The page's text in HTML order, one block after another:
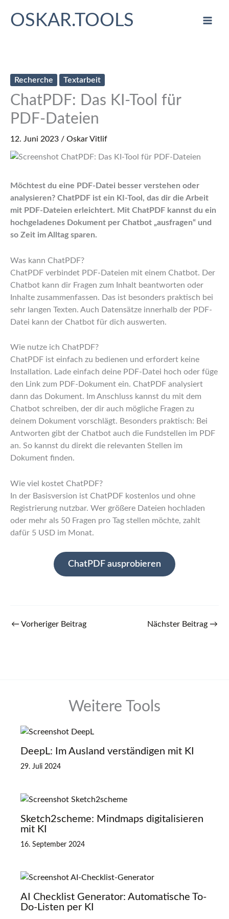
InhaltOSKAR.TOOLS
Recherche Textarbeit
ChatPDF: Das KI-Tool für
PDF-Dateien
12. Juni 2023 / Oskar Vitlif
Möchtest du eine PDF-Datei besser verstehen oder
analysieren? ChatPDF ist ein KI-Tool, das dir die Arbeit
mit PDF-Dateien erleichtert. Mit ChatPDF kannst du ein
hochgeladenes Dokument per Chatbot „ausfragen“ und
so Zeit im Alltag sparen.
Was kann ChatPDF?
ChatPDF verbindet PDF-Dateien mit einem Chatbot. Der
Chatbot kann dir Fragen zum Inhalt beantworten oder
Inhalte zusammenfassen. Das ist besonders praktisch bei
sehr langen Texten. Auch Datensätze innerhalb der PDF-
Datei kann der Chatbot für dich auswerten.
Wie nutze ich ChatPDF?
ChatPDF ist einfach zu bedienen und erfordert keine
Installation. Lade einfach deine PDF-Datei hoch oder füge
den Link zum PDF-Dokument ein. ChatPDF analysiert
dann das Dokument. Im Anschluss kannst du mit dem
Chatbot schreiben, der dir auch mögliche Fragen zu
deinem Dokument vorschlägt. Besonders praktisch: Bei
Antworten gibt der Chatbot auch die Fundstellen im PDF
an. So kannst du direkt die relevanten Stellen im
Dokument finden.
Wie viel kostet ChatPDF?
In der Basisversion ist ChatPDF kostenlos und ohne
Registrierung nutzbar. Wer größere Dateien hochladen
oder mehr als 50 Fragen pro Tag stellen möchte, zahlt
dafür 5 USD im Monat.
ChatPDF ausprobieren
← Vorheriger Beitrag Nächster Beitrag →
Weitere Tools
DeepL: Im Ausland verständigen mit KI
29. Juli 2024
Sketch2scheme: Mindmaps digitalisieren
mit KI
16. September 2024
AI Checklist Generator: Automatische To-
Do-Listen per KI